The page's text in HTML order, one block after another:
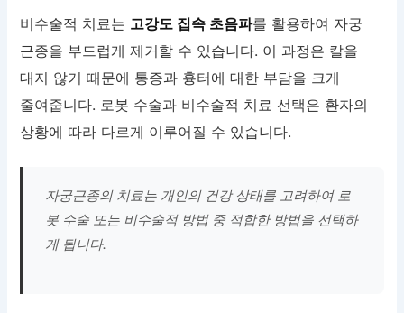
비수술적 치료는 고강도 집속 초음파를 활용하여 자궁
근종을 부드럽게 제거할 수 있습니다. 이 과정은 칼을
대지 않기 때문에 통증과 흉터에 대한 부담을 크게
줄여줍니다. 로봇 수술과 비수술적 치료 선택은 환자의
상황에 따라 다르게 이루어질 수 있습니다.
자궁근종의 치료는 개인의 건강 상태를 고려하여 로
봇 수술 또는 비수술적 방법 중 적합한 방법을 선택하
게 됩니다.